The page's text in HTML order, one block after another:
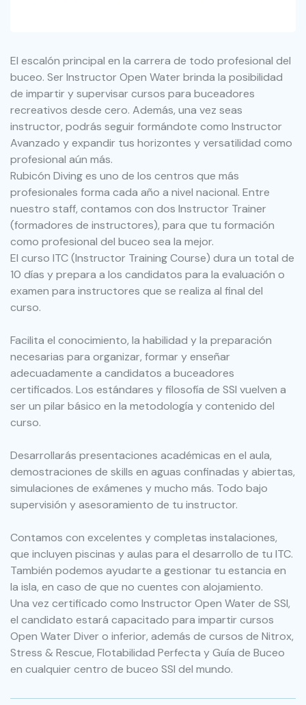
El escalón principal en la carrera de todo profesional del
buceo. Ser Instructor Open Water brinda la posibilidad
de impartir y supervisar cursos para buceadores
recreativos desde cero. Además, una vez seas
instructor, podrás seguir formándote como Instructor
Avanzado y expandir tus horizontes y versatilidad como
profesional aún más.
Rubicón Diving es uno de los centros que más
profesionales forma cada año a nivel nacional. Entre
nuestro staff, contamos con dos Instructor Trainer
(formadores de instructores), para que tu formación
como profesional del buceo sea la mejor.
El curso ITC (Instructor Training Course) dura un total de
10 días y prepara a los candidatos para la evaluación o
examen para instructores que se realiza al final del
curso.
Facilita el conocimiento, la habilidad y la preparación
necesarias para organizar, formar y enseñar
adecuadamente a candidatos a buceadores
certificados. Los estándares y filosofía de SSI vuelven a
ser un pilar básico en la metodología y contenido del
curso.
Desarrollarás presentaciones académicas en el aula,
demostraciones de skills en aguas confinadas y abiertas,
simulaciones de exámenes y mucho más. Todo bajo
supervisión y asesoramiento de tu instructor.
Contamos con excelentes y completas instalaciones,
que incluyen piscinas y aulas para el desarrollo de tu ITC.
También podemos ayudarte a gestionar tu estancia en
la isla, en caso de que no cuentes con alojamiento.
Una vez certificado como Instructor Open Water de SSI,
el candidato estará capacitado para impartir cursos
Open Water Diver o inferior, además de cursos de Nitrox,
Stress & Rescue, Flotabilidad Perfecta y Guía de Buceo
en cualquier centro de buceo SSI del mundo.